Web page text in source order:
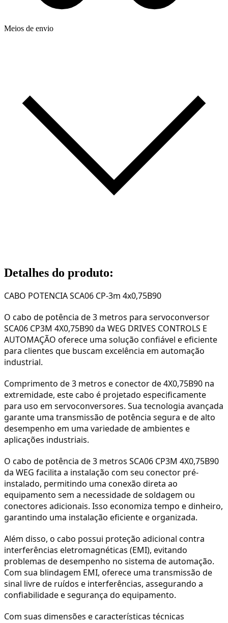
Meios de envio
Detalhes do produto:
CABO POTENCIA SCA06 CP-3m 4x0,75B90
O cabo de potência de 3 metros para servoconversor
SCA06 CP3M 4X0,75B90 da WEG DRIVES CONTROLS E
AUTOMAÇÃO oferece uma solução confiável e eficiente
para clientes que buscam excelência em automação
industrial.
Comprimento de 3 metros e conector de 4X0,75B90 na
extremidade, este cabo é projetado especificamente
para uso em servoconversores. Sua tecnologia avançada
garante uma transmissão de potência segura e de alto
desempenho em uma variedade de ambientes e
aplicações industriais.
O cabo de potência de 3 metros SCA06 CP3M 4X0,75B90
da WEG facilita a instalação com seu conector pré-
instalado, permitindo uma conexão direta ao
equipamento sem a necessidade de soldagem ou
conectores adicionais. Isso economiza tempo e dinheiro,
garantindo uma instalação eficiente e organizada.
Além disso, o cabo possui proteção adicional contra
interferências eletromagnéticas (EMI), evitando
problemas de desempenho no sistema de automação.
Com sua blindagem EMI, oferece uma transmissão de
sinal livre de ruídos e interferências, assegurando a
confiabilidade e segurança do equipamento.
Com suas dimensões e características técnicas